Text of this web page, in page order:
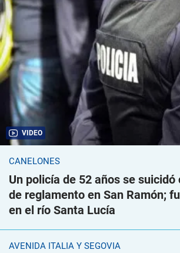
VIDEO
CANELONES
Un policía de 52 años se suicidó
de reglamento en San Ramón;
en el río Santa Lucía
AVENIDA ITALIA Y SEGOVIA